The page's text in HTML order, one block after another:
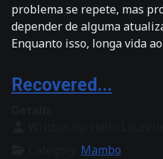
problema se repete, mas
depender de alguma
Enquanto isso, longa vida
Recovered...
Mambo